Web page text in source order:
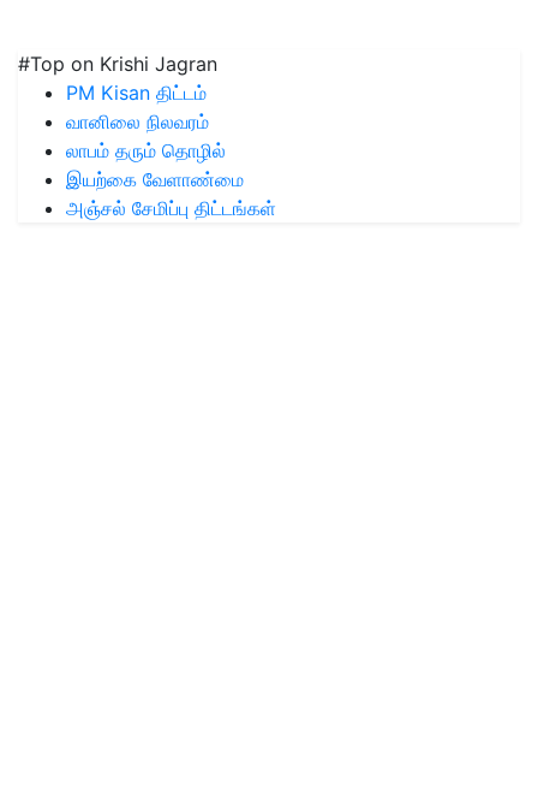
#Top on Krishi Jagran
PM Kisan திட்டம்
வானிலை நிலவரம்
லாபம் தரும் தொழில்
இயற்கை வேளாண்மை
அஞ்சல் சேமிப்பு திட்டங்கள்